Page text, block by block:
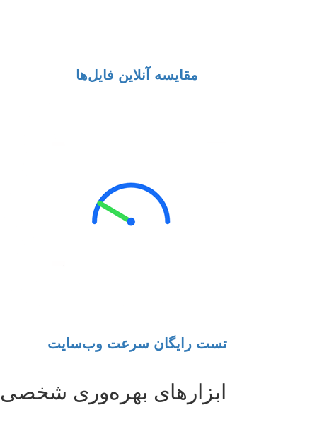
مقایسه آنلاین فایل‌ها
تست رایگان سرعت وب‌سایت
ابزارهای بهره‌وری شخصی